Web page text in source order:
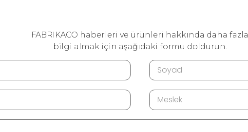
FABRIKACO haberleri ve ürünleri hakkında daha fazla
bilgi almak için aşağıdaki formu doldurun.